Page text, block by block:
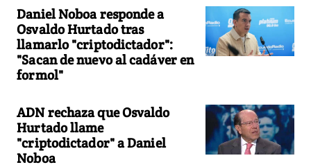
Daniel Noboa responde a
Osvaldo Hurtado tras
llamarlo "criptodictador":
"Sacan de nuevo al cadáver en
formol"
ADN rechaza que Osvaldo
Hurtado llame
"criptodictador" a Daniel
Noboa